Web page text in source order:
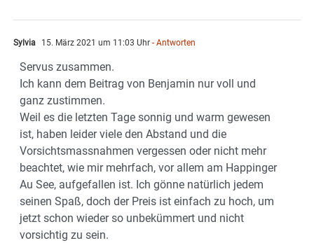
Sylvia 15. März 2021 um 11:03 Uhr - Antworten
Servus zusammen.
Ich kann dem Beitrag von Benjamin nur voll und
ganz zustimmen.
Weil es die letzten Tage sonnig und warm gewesen
ist, haben leider viele den Abstand und die
Vorsichtsmassnahmen vergessen oder nicht mehr
beachtet, wie mir mehrfach, vor allem am Happinger
Au See, aufgefallen ist. Ich gönne natürlich jedem
seinen Spaß, doch der Preis ist einfach zu hoch, um
jetzt schon wieder so unbekümmert und nicht
vorsichtig zu sein.